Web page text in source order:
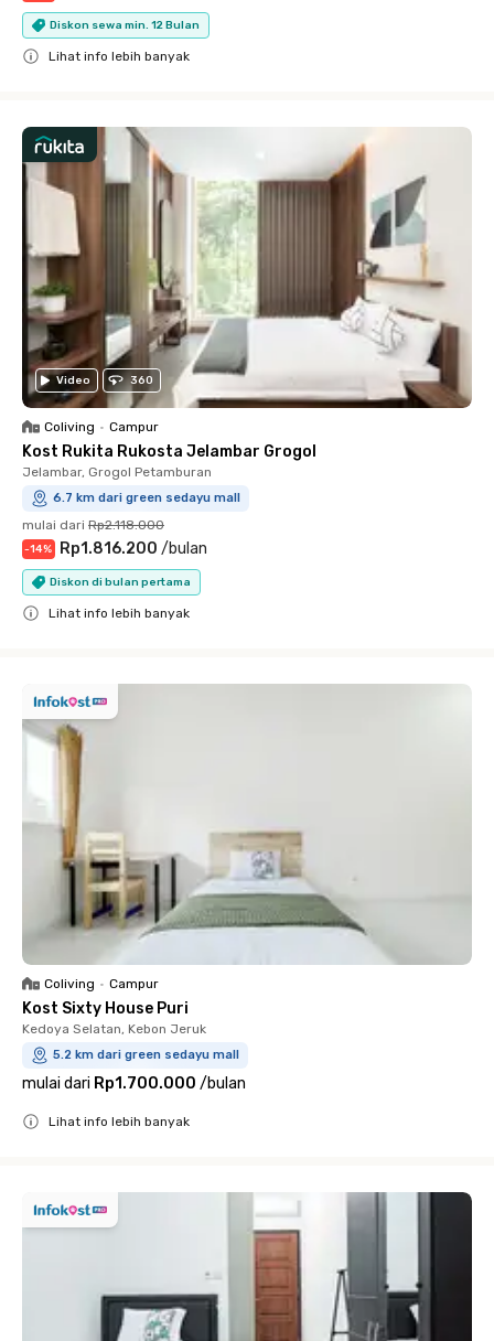
Diskon sewa min. 12 Bulan
Lihat info lebih banyak
Video 360
Coliving • Campur
Kost Rukita Rukosta Jelambar Grogol
Jelambar, Grogol Petamburan
6.7 km dari green sedayu mall
mulai dari Rp2.118.000
-14% Rp1.816.200 /bulan
Diskon di bulan pertama
Lihat info lebih banyak
Coliving • Campur
Kost Sixty House Puri
Kedoya Selatan, Kebon Jeruk
5.2 km dari green sedayu mall
mulai dari Rp1.700.000 /bulan
Lihat info lebih banyak